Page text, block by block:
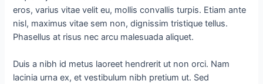
eros, varius vitae velit eu, mollis convallis turpis. Etiam ante
nisl, maximus vitae sem non, dignissim tristique tellus.
Phasellus at risus nec arcu malesuada aliquet.
Duis a nibh id metus laoreet hendrerit ut non orci. Nam
lacinia urna ex, et vestibulum nibh pretium ut. Sed